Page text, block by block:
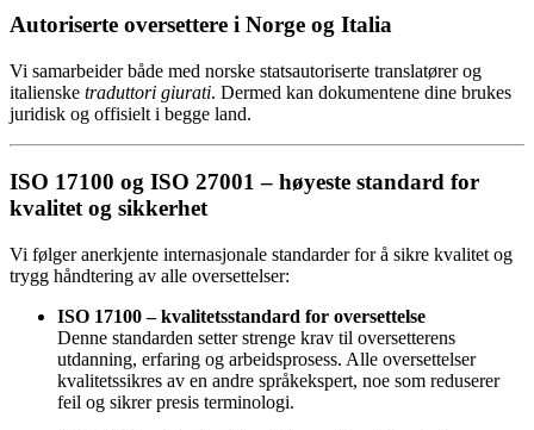
Autoriserte oversettere i Norge og Italia
Vi samarbeider både med norske statsautoriserte translatører og
italienske traduttori giurati. Dermed kan dokumentene dine brukes
juridisk og offisielt i begge land.
ISO 17100 og ISO 27001 – høyeste standard for
kvalitet og sikkerhet
Vi følger anerkjente internasjonale standarder for å sikre kvalitet og
trygg håndtering av alle oversettelser:
ISO 17100 – kvalitetsstandard for oversettelse
Denne standarden setter strenge krav til oversetterens
utdanning, erfaring og arbeidsprosess. Alle oversettelser
kvalitetssikres av en andre språkekspert, noe som reduserer
feil og sikrer presis terminologi.